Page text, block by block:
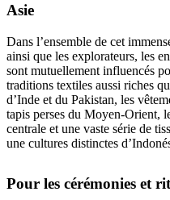
Asie
Dans l’ensemble de cet
ainsi que les explorateurs, les
sont mutuellement influencés
traditions textiles aussi riches
d’Inde et du Pakistan, les
tapis perses du Moyen-Orient,
centrale et une vaste série de
une cultures distinctes
Pour les cérémonies et